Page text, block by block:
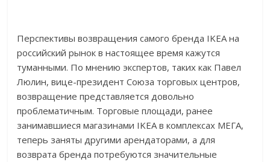
Перспективы возвращения самого бренда IKEA на
российский рынок в настоящее время кажутся
туманными. По мнению экспертов, таких как Павел
Люлин, вице-президент Союза торговых центров,
возвращение представляется довольно
проблематичным. Торговые площади, ранее
занимавшиеся магазинами IKEA в комплексах МЕГА,
теперь заняты другими арендаторами, а для
возврата бренда потребуются значительные